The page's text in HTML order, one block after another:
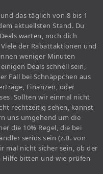
das täglich von 8 bis 1
aktuellsten Stand. Du
warten, noch dich
der Rabattaktionen und
weniger Minuten
Deals schnell sein,
Fall bei Schnäppchen aus
Finanzen, oder
Sollten wir einmal nicht
rechtzeitig sehen, kannst
uns umgehend um die
die 10% Regel, die bei
seriös sein (z.B. von
mal nicht sicher sein, ob der
Hilfe bitten und wie prüfen